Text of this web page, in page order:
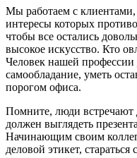
Мы работаем с
интересы которых
чтобы все остались
высокое искусство. Кто
Человек нашей
самообладание, уметь
порогом офиса.
Помните, люди встречают
должен выглядеть
Начинающим своим
деловой этикет, стараться